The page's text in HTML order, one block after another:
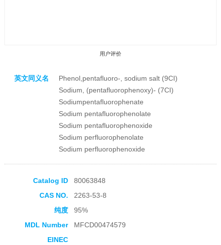
用户评价
收藏产品
英文同义名
Phenol,pentafluoro-, sodium salt (9CI)
Sodium, (pentafluorophenoxy)- (7CI)
Sodiumpentafluorophenate
Sodium pentafluorophenolate
Sodium pentafluorophenoxide
Sodium perfluorophenolate
Sodium perfluorophenoxide
Catalog ID
80063848
CAS NO.
2263-53-8
纯度
95%
MDL Number
MFCD00474579
EINEC